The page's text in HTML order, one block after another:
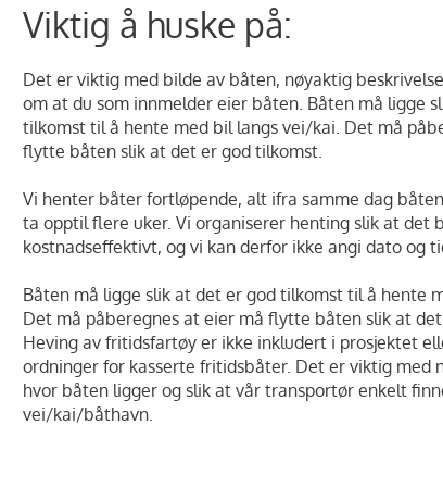
Viktig å huske på:
Det er viktig med bilde av båten, nøyaktig
om at du som innmelder eier båten. Båten må ligge
tilkomst til å hente med bil langs vei/kai. Det må
flytte båten slik at det er god tilkomst.
Vi henter båter fortløpende, alt ifra samme dag
ta opptil flere uker. Vi organiserer henting slik at det
kostnadseffektivt, og vi kan derfor ikke angi dato og
Båten må ligge slik at det er god tilkomst til å hente
Det må påberegnes at eier må flytte båten slik at
Heving av fritidsfartøy er ikke inkludert i prosjektet
ordninger for kasserte fritidsbåter. Det er viktig med
hvor båten ligger og slik at vår transportør enkelt
vei/kai/båthavn.